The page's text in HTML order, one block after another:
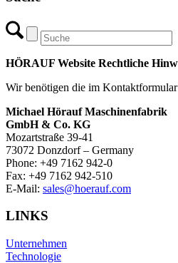
HÖRAUF Website Rechtliche
Wir benötigen die im
Michael Hörauf Maschinenfabrik
GmbH & Co. KG
Mozartstraße 39-41
73072 Donzdorf – Germany
Phone: +49 7162 942-0
Fax: +49 7162 942-510
E-Mail: sales@hoerauf.com
LINKS
Unternehmen
Technologie